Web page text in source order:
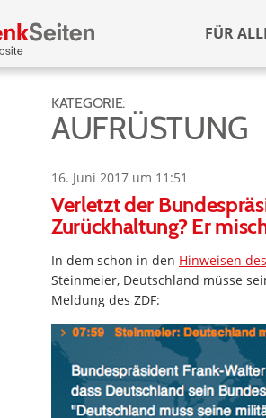
FÜR
KATEGORIE:
AUFRÜSTUNG
16. Juni 2017 um 11:51
Verletzt der
Zurückhaltung? Er
In dem schon in den Hinweisen
Steinmeier, Deutschland müsse
Meldung des ZDF: